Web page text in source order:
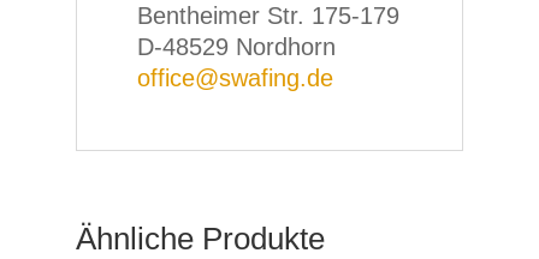
Bentheimer Str. 175-179
D-48529 Nordhorn
office@swafing.de
Ähnliche Produkte